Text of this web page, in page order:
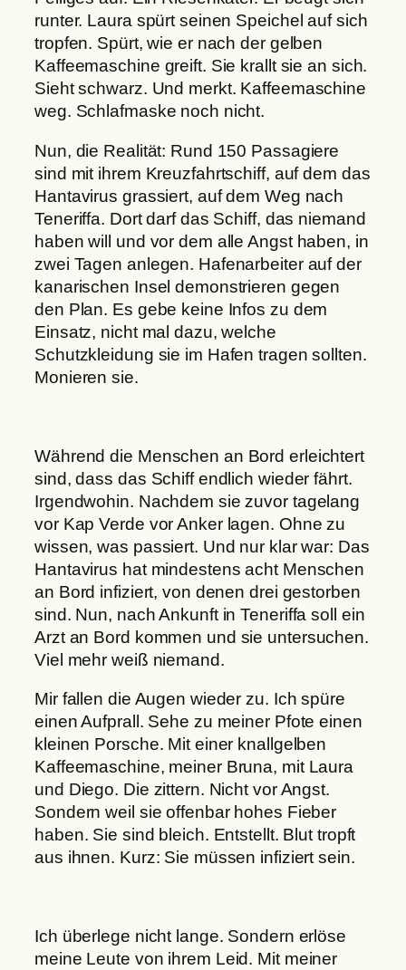
runter. Laura spürt seinen Speichel auf sich
tropfen. Spürt, wie er nach der gelben
Kaffeemaschine greift. Sie krallt sie an sich.
Sieht schwarz. Und merkt. Kaffeemaschine
weg. Schlafmaske noch nicht.
Nun, die Realität: Rund 150 Passagiere
sind mit ihrem Kreuzfahrtschiff, auf dem das
Hantavirus grassiert, auf dem Weg nach
Teneriffa. Dort darf das Schiff, das niemand
haben will und vor dem alle Angst haben, in
zwei Tagen anlegen. Hafenarbeiter auf der
kanarischen Insel demonstrieren gegen
den Plan. Es gebe keine Infos zu dem
Einsatz, nicht mal dazu, welche
Schutzkleidung sie im Hafen tragen sollten.
Monieren sie.
Während die Menschen an Bord erleichtert
sind, dass das Schiff endlich wieder fährt.
Irgendwohin. Nachdem sie zuvor tagelang
vor Kap Verde vor Anker lagen. Ohne zu
wissen, was passiert. Und nur klar war: Das
Hantavirus hat mindestens acht Menschen
an Bord infiziert, von denen drei gestorben
sind. Nun, nach Ankunft in Teneriffa soll ein
Arzt an Bord kommen und sie untersuchen.
Viel mehr weiß niemand.
Mir fallen die Augen wieder zu. Ich spüre
einen Aufprall. Sehe zu meiner Pfote einen
kleinen Porsche. Mit einer knallgelben
Kaffeemaschine, meiner Bruna, mit Laura
und Diego. Die zittern. Nicht vor Angst.
Sondern weil sie offenbar hohes Fieber
haben. Sie sind bleich. Entstellt. Blut tropft
aus ihnen. Kurz: Sie müssen infiziert sein.
Ich überlege nicht lange. Sondern erlöse
meine Leute von ihrem Leid. Mit meiner